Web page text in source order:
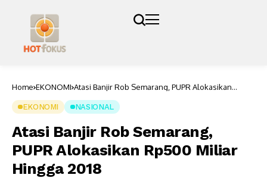
Home EKONOMI Atasi Banjir Rob Semarang, PUPR Alokasikan
EKONOMI NASIONAL
Atasi Banjir Rob Semarang,
PUPR Alokasikan Rp500 Miliar
Hingga 2018